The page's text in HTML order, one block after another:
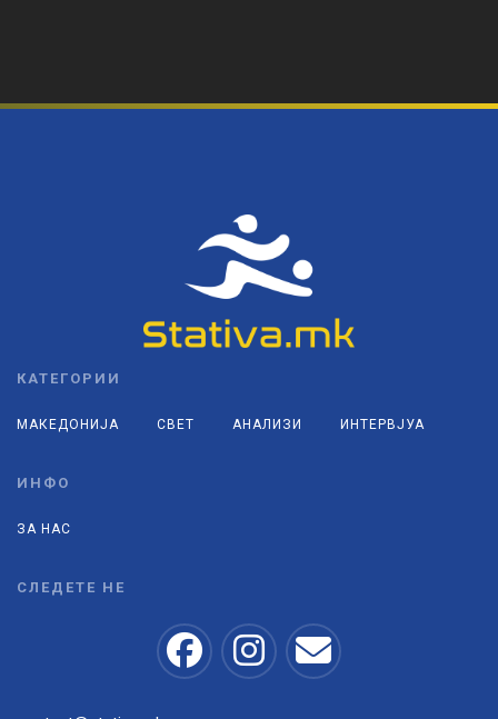
КАТЕГОРИИ
МАКЕДОНИЈА СВЕТ АНАЛИЗИ ИНТЕРВЈУА
ИНФО
ЗА НАС
СЛЕДЕТЕ НЕ